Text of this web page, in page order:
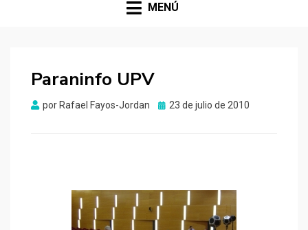
MENÚ
Paraninfo UPV
por Rafael Fayos-Jordan
Publicado
23 de julio de 2010